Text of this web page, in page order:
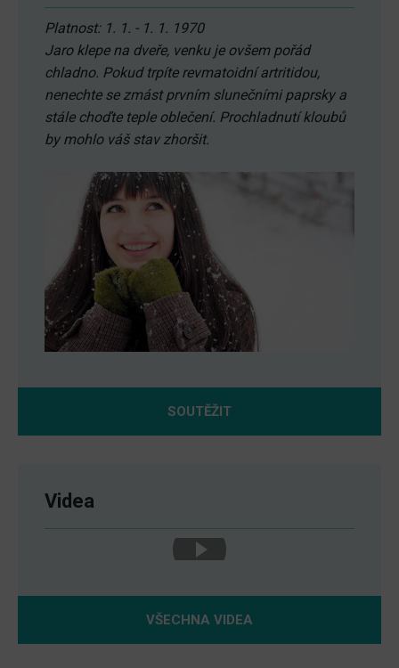
Platnost: 1. 1. - 1. 1. 1970
Jaro klepe na dveře, venku je ovšem pořád
chladno. Pokud trpíte revmatoidní artritidou,
nenechte se zmást prvním slunečními paprsky a
stále choďte teple oblečení. Prochladnutí kloubů
by mohlo váš stav zhoršit.
SOUTĚŽIT
Videa
VŠECHNA VIDEA